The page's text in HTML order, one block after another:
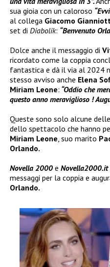
sua gioia con un caloroso
al collega Giacomo
set di Diabolik: “Benvenuto
Dolce anche il messaggio di
ricordato come la coppia
fantastica e dà il via al 2024
stesso avviso anche Elena
Miriam Leone: “Oddio che
questo anno meraviglioso !
Queste sono solo alcune
dello spettacolo che hanno
Miriam Leone , suo marito
Orlando.
Novella 2000 e Novella2000.it
messaggi per la coppia e
Orlando.